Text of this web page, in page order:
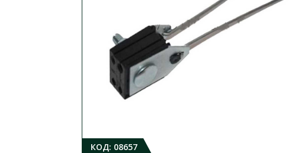
КОД: 08657